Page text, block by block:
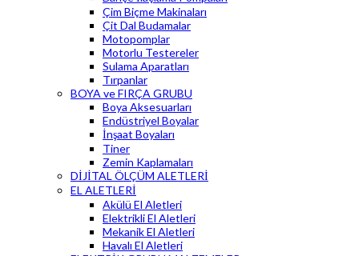
Çim Biçme Makinaları
Çit Dal Budamalar
Motopomplar
Motorlu Testereler
Sulama Aparatları
Tırpanlar
BOYA ve FIRÇA GRUBU
Boya Aksesuarları
Endüstriyel Boyalar
İnşaat Boyaları
Tiner
Zemin Kaplamaları
DİJİTAL ÖLÇÜM ALETLERİ
EL ALETLERİ
Akülü El Aletleri
Elektrikli El Aletleri
Mekanik El Aletleri
Havalı El Aletleri